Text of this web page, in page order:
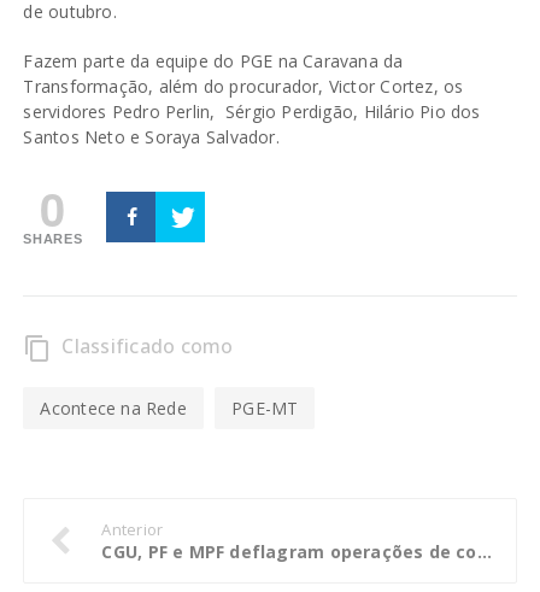
de outubro.
Fazem parte da equipe do PGE na Caravana da
Transformação, além do procurador, Victor Cortez, os
servidores Pedro Perlin, Sérgio Perdigão, Hilário Pio dos
Santos Neto e Soraya Salvador.
0
SHARES
content_copy Classificado como
Acontece na Rede PGE-MT
Anterior
CGU, PF e MPF deflagram operações de combate à corrupção na Bahia